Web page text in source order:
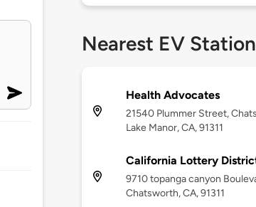
Nearest EV
Health Advocates
21540 Plummer Street,
Lake Manor, CA, 91311
California Lottery
9710 topanga canyon
Chatsworth, CA, 91311